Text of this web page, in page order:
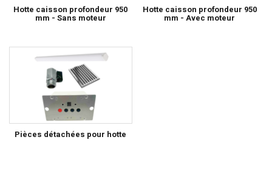
Hotte caisson profondeur 950
mm - Sans moteur
Hotte caisson profondeur 950
mm - Avec moteur
Pièces détachées pour hotte